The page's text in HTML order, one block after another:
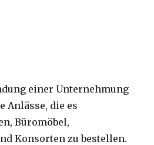
einer Unternehmung
Anlässe, die es
Büromöbel,
Konsorten zu bestellen.